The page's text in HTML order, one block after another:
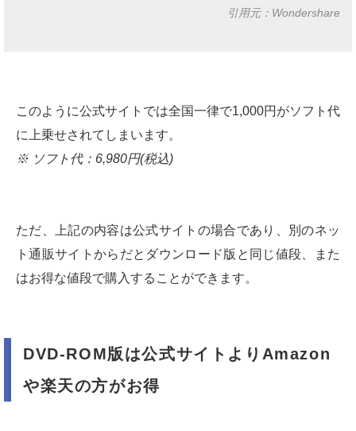
引用元：Wondershare
このように公式サイトでは全国一律で1,000円がソフト代
に上乗せされてしまいます。
※ ソフト代：6,980円(税込)
ただ、上記の内容は公式サイトの場合であり、別のネッ
ト通販サイトからだとダウンロード版と同じ値段、また
はお得な値段で購入することができます。
DVD-ROM版は公式サイトよりAmazon
や楽天の方がお得